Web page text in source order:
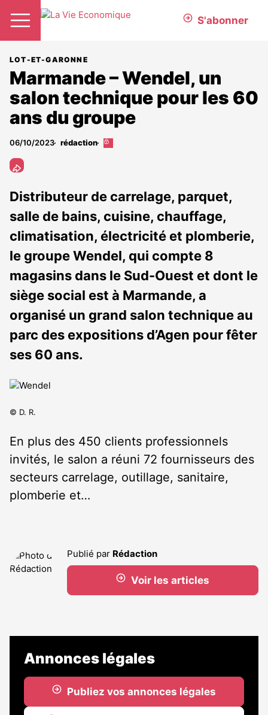
S'abonner
LOT-ET-GARONNE
Marmande – Wendel, un
salon technique pour les 60
ans du groupe
06/10/2023 rédaction
Cet
abonnés
Distributeur de carrelage, parquet,
salle de bains, cuisine, chauffage,
climatisation, électricité et plomberie,
le groupe Wendel, qui compte 8
magasins dans le Sud-Ouest et dont le
siège social est à Marmande, a
organisé un grand salon technique au
parc des expositions d’Agen pour fêter
ses 60 ans.
© D. R.
En plus des 450 clients professionnels
invités, le salon a réuni 72 fournisseurs des
secteurs carrelage, outillage, sanitaire,
plomberie et…
Publié par Rédaction
Voir les articles
Annonces légales
Publiez vos annonces légales